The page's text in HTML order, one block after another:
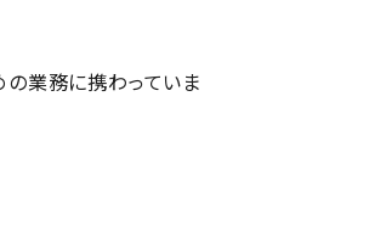
業務に携わっていま